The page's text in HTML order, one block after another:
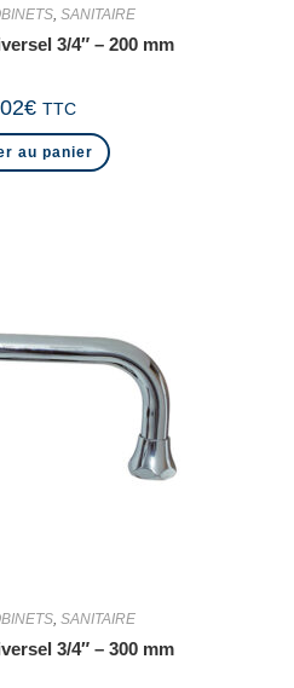
, SANITAIRE
3/4″ – 200 mm
€ TTC
au panier
, SANITAIRE
3/4″ – 300 mm